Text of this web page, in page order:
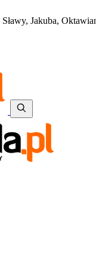
Sławy, Jakuba,